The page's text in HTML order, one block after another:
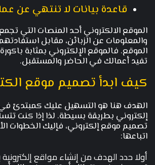
قاعدة بيانات لا تنتهي عن
الموقع الالكتروني أحد المنصات التي تجمع
والمعلومات عن الزبائن، مقابل
الموقع. فالموقع الإلكتروني بمثابة
تفيد أعمالك في الحاضر والمستقبل.
كيف ابدأ تصميم موقع
الهدف هنا هو التسهيل عليك كمبتدئ
إلكتروني بطريقة بسيطة. لذا إذا كنت
تصميم موقع إلكتروني، فإليك الخطوات
اتباعها:
أولا حدد الهدف من إنشاء مواقع